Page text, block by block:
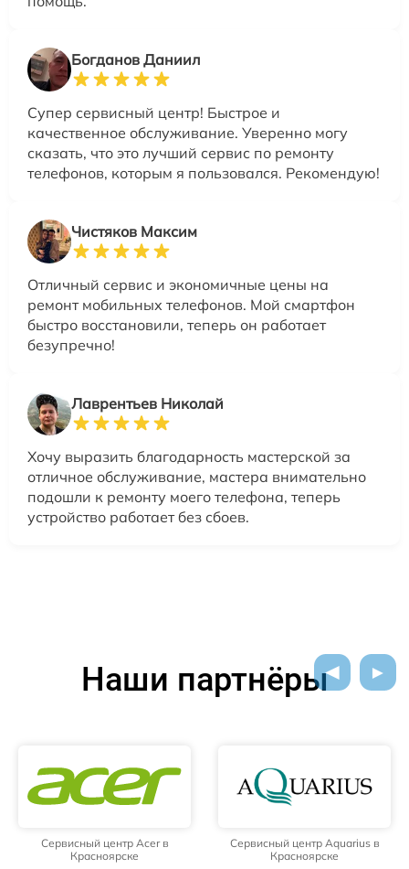
Богданов Даниил
Супер сервисный центр! Быстрое и
качественное обслуживание. Уверенно могу
сказать, что это лучший сервис по ремонту
телефонов, которым я пользовался. Рекомендую!
Чистяков Максим
Отличный сервис и экономичные цены на
ремонт мобильных телефонов. Мой смартфон
быстро восстановили, теперь он работает
безупречно!
Лаврентьев Николай
Хочу выразить благодарность мастерской за
отличное обслуживание, мастера внимательно
подошли к ремонту моего телефона, теперь
устройство работает без сбоев.
Наши партнёры
Сервисный центр Acer в
Красноярске
Сервисный центр Aquarius в
Красноярске